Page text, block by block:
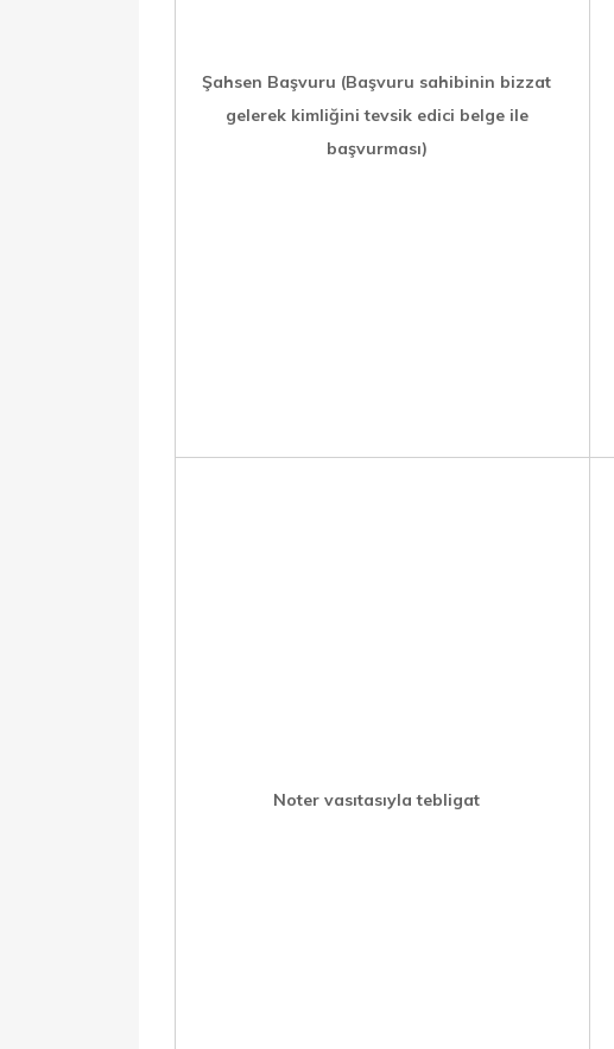
Şahsen Başvuru (Başvuru sahibinin bizzat
gelerek kimliğini tevsik edici belge ile
başvurması)
Noter vasıtasıyla tebligat